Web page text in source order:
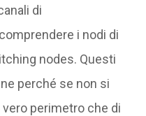
di
i nodi di
nodes. Questi
perché se non si
perimetro che di